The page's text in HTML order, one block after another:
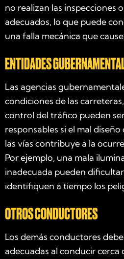
no realizan las inspecciones
adecuados, lo que puede
una falla mecánica que
ENTIDADES
Las agencias
condiciones de las
control del tráfico pueden
responsables si el mal
las vías contribuye a la
Por ejemplo, una mala
inadecuada pueden
identifiquen a tiempo los
OTROS CONDUCTORES
Los demás conductores
adecuadas al conducir cerca